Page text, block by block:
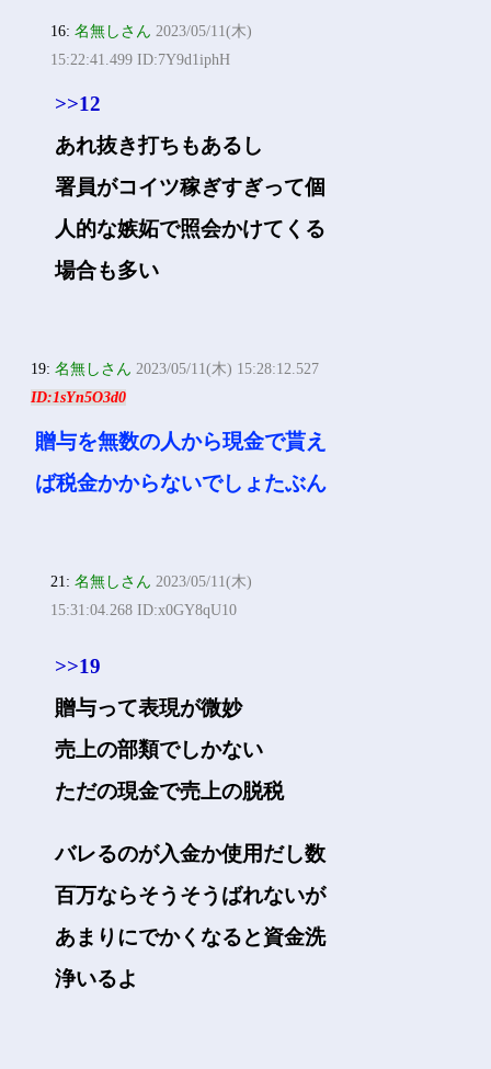
16:名無しさん 2023/05/11(木)
15:22:41.499 ID:7Y9d1iphH
>>12
あれ抜き打ちもあるし
署員がコイツ稼ぎすぎって個
人的な嫉妬で照会かけてくる
場合も多い
19:名無しさん 2023/05/11(木) 15:28:12.527
ID:1sYn5O3d0
贈与を無数の人から現金で貰え
ば税金かからないでしょたぶん
21:名無しさん 2023/05/11(木)
15:31:04.268 ID:x0GY8qU10
>>19
贈与って表現が微妙
売上の部類でしかない
ただの現金で売上の脱税
バレるのが入金か使用だし数
百万ならそうそうばれないが
あまりにでかくなると資金洗
浄いるよ